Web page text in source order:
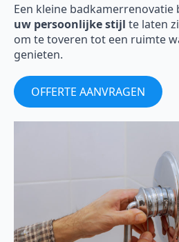
Een kleine badkamerrenovatie
uw persoonlijke stijl te laten
om te toveren tot een ruimte
genieten.
OFFERTE AANVRAGEN